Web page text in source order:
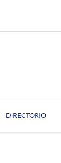
DIRECTORIO